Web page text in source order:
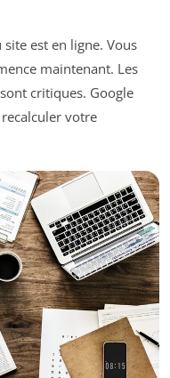
est en ligne. Vous
maintenant. Les
critiques. Google
votre